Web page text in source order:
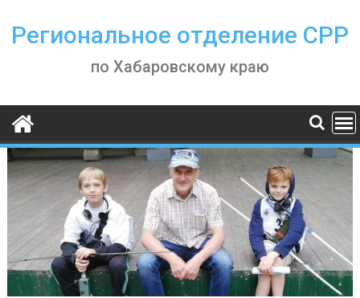
content
Региональное отделение СРР
по Хабаровскому краю